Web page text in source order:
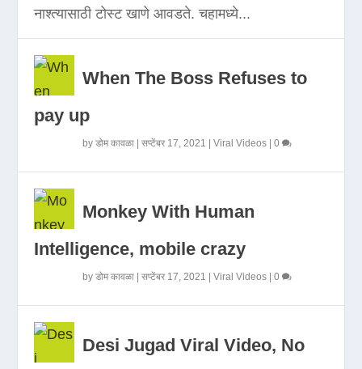
नाश्त्यासाठी टोस्ट खाणे आवडते. चहामध्ये...
When The Boss Refuses to
pay up
byडोम कावळा |सप्टेंबर 17, 2021 |Viral Videos |0
Monkey With Human
Intelligence, mobile crazy
byडोम कावळा |सप्टेंबर 17, 2021 |Viral Videos |0
Desi Jugad Viral Video, No